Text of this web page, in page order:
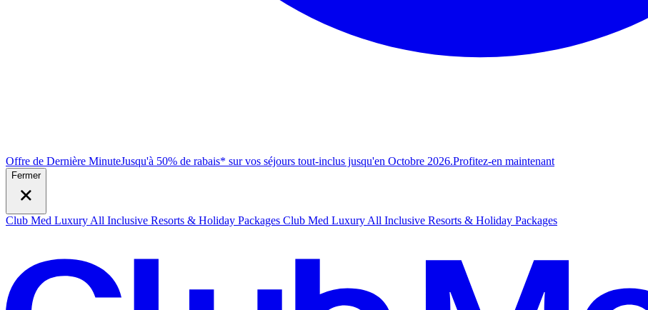
Offre de Dernière MinuteJusqu'à 50% de rabais* sur vos séjours tout-inclus jusqu'en Octobre 2026.Profitez-en maintenant
Fermer
Club Med Luxury All Inclusive Resorts & Holiday Packages Club Med Luxury All Inclusive Resorts & Holiday Packages